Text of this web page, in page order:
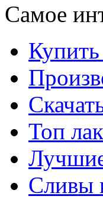
Самое
Топ
Сливы